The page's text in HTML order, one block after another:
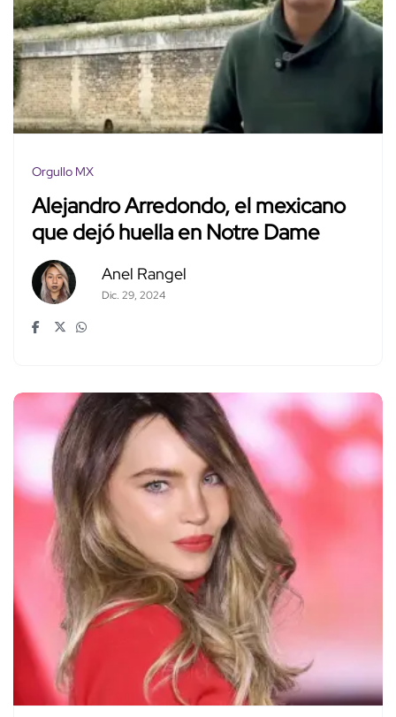
Orgullo MX
Alejandro Arredondo, el mexicano
que dejó huella en Notre Dame
Anel Rangel
Dic. 29, 2024